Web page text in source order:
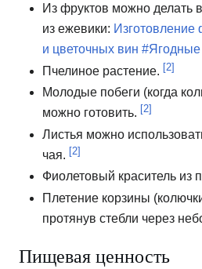
Из фруктов можно делать
из ежевики:
и цветочных вин
Пчелиное растение. [2]
Молодые побеги (когда
можно готовить. [2]
Листья можно
чая. [2]
Фиолетовый краситель из
Плетение корзины
протянув стебли через
Пищевая ценность